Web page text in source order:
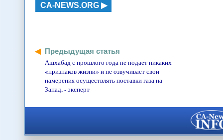
CA-NEWS.ORG
Предыдущая статья
Ашхабад с прошлого года не подает никаких
«признаков жизни» и не озвучивает свои
намерения осуществлять поставки газа на
Запад, - эксперт